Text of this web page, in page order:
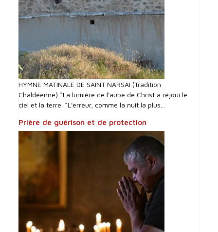
HYMNE MATINALE DE SAINT NARSAI (Tradition
Chaldéenne) *La lumière de l'aube de Christ a réjoui le
ciel et la terre. *L'erreur, comme la nuit la plus...
Prière de guérison et de protection